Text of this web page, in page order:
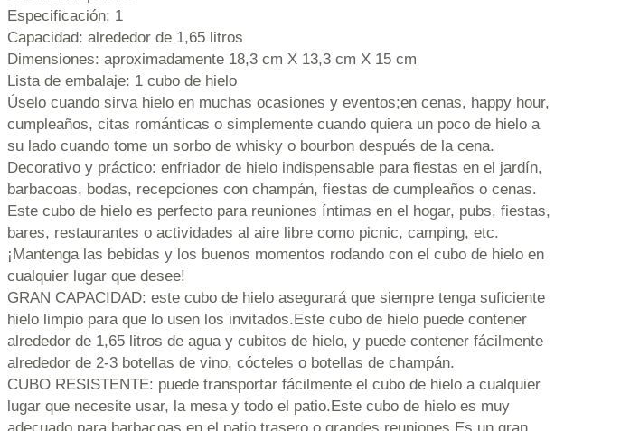
Especificación: 1
Capacidad: alrededor de 1,65 litros
Dimensiones: aproximadamente 18,3 cm X 13,3 cm X 15 cm
Lista de embalaje: 1 cubo de hielo
Úselo cuando sirva hielo en muchas ocasiones y eventos;en cenas, happy hour,
cumpleaños, citas románticas o simplemente cuando quiera un poco de hielo a
su lado cuando tome un sorbo de whisky o bourbon después de la cena.
Decorativo y práctico: enfriador de hielo indispensable para fiestas en el jardín,
barbacoas, bodas, recepciones con champán, fiestas de cumpleaños o cenas.
Este cubo de hielo es perfecto para reuniones íntimas en el hogar, pubs, fiestas,
bares, restaurantes o actividades al aire libre como picnic, camping, etc.
¡Mantenga las bebidas y los buenos momentos rodando con el cubo de hielo en
cualquier lugar que desee!
GRAN CAPACIDAD: este cubo de hielo asegurará que siempre tenga suficiente
hielo limpio para que lo usen los invitados.Este cubo de hielo puede contener
alrededor de 1,65 litros de agua y cubitos de hielo, y puede contener fácilmente
alrededor de 2-3 botellas de vino, cócteles o botellas de champán.
CUBO RESISTENTE: puede transportar fácilmente el cubo de hielo a cualquier
lugar que necesite usar, la mesa y todo el patio.Este cubo de hielo es muy
adecuado para barbacoas en el patio trasero o grandes reuniones.Es un gran